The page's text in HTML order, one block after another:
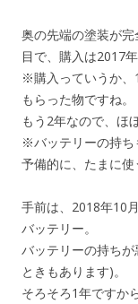
奥の先端の塗装が
目で、購入は2017
※購入っていうか、
もらった物ですね。
もう2年なので、ほ
※バッテリーの持ち
予備的に、たまに使
手前は、2018年10
バッテリー。
バッテリーの持ち
ときもあります)。
そろそろ1年ですか